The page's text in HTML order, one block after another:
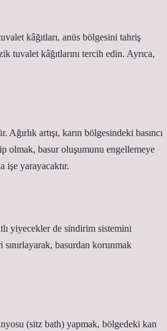
kâğıtları, anüs bölgesini tahriş
tuvalet kâğıtlarını tercih edin. Ayrıca,
artışı, karın bölgesindeki basıncı
olmak, basur oluşumunu engellemeye
işe yarayacaktır.
yiyecekler de sindirim sistemini
sınırlayarak, basurdan korunmak
(sitz bath) yapmak, bölgedeki kan